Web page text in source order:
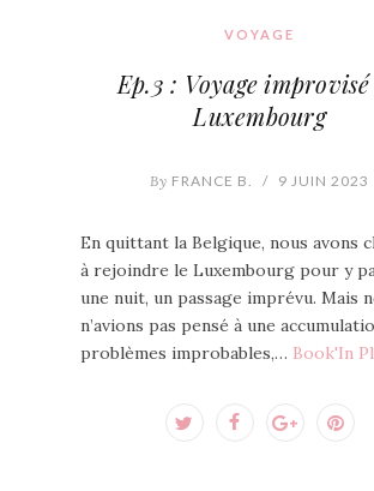
VOYAGE
Ep.3 : Voyage
Luxembourg
By FRANCE B. / 9 JUIN 2023
En quittant la Belgique, nous avons
à rejoindre le Luxembourg pour y
une nuit, un passage imprévu. Mais
n’avions pas pensé à une
problèmes improbables,… Book'In